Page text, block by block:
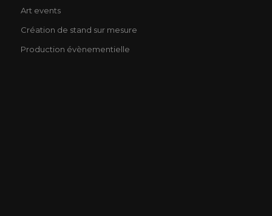
Art events
Création de stand sur mesure
Production évènementielle